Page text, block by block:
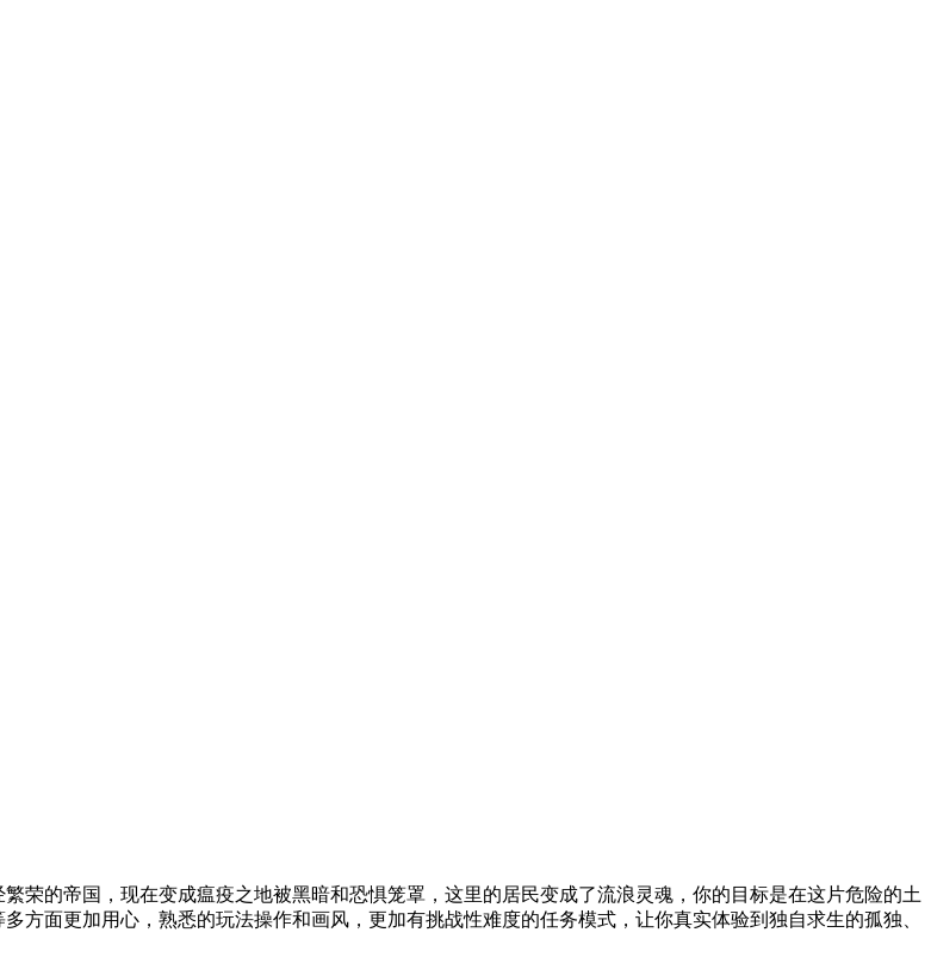
荣的帝国，现在变成瘟疫之地被黑暗和恐惧笼罩，这里的居民变成了流浪灵魂，你的目标是在这片危险的土
方面更加用心，熟悉的玩法操作和画风，更加有挑战性难度的任务模式，让你真实体验到独自求生的孤独、